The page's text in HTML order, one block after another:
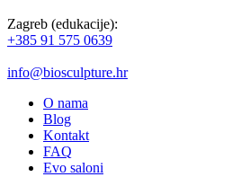
Zagreb (edukacije):
+385 91 575 0639
info@biosculpture.hr
O nama
Blog
Kontakt
FAQ
Evo saloni